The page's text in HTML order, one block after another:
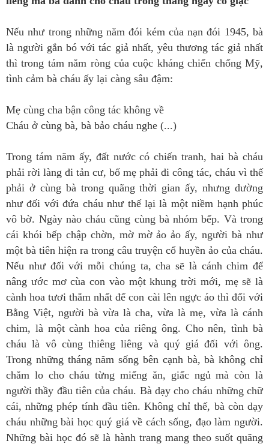
Nếu như trong những năm đói kém của nạn đói 1945, bà
là người gắn bó với tác giả nhất, yêu thương tác giả nhất
thì trong tám năm ròng của cuộc kháng chiến chống Mỹ,
tình cảm bà cháu ấy lại càng sâu đậm:
Mẹ cùng cha bận công tác không về
Cháu ở cùng bà, bà bảo cháu nghe (...)
Trong tám năm ấy, đất nước có chiến tranh, hai bà cháu
phải rời làng đi tản cư, bố mẹ phải đi công tác, cháu vì thế
phải ở cùng bà trong quãng thời gian ấy, nhưng dường
như đối với đứa cháu như thế lại là một niềm hạnh phúc
vô bờ. Ngày nào cháu cũng cùng bà nhóm bếp. Và trong
cái khói bếp chập chờn, mờ mờ ảo ảo ấy, người bà như
một bà tiên hiện ra trong câu truyện cổ huyền ảo của cháu.
Nếu như đối với mỗi chúng ta, cha sẽ là cánh chim để
nâng ước mơ cùa con vào một khung trời mới, mẹ sẽ là
cành hoa tươi thắm nhất để con cài lên ngực áo thì đối với
Bằng Việt, người bà vừa là cha, vừa là mẹ, vừa là cánh
chim, là một cành hoa của riêng ông. Cho nên, tình bà
cháu là vô cùng thiêng liêng và quý giá đối với ông.
Trong những tháng năm sống bên cạnh bà, bà không chỉ
chăm lo cho cháu từng miếng ăn, giấc ngủ mà còn là
người thầy đầu tiên của cháu. Bà dạy cho cháu những chữ
cái, những phép tính đầu tiên. Không chỉ thế, bà còn dạy
cháu những bài học quý giá về cách sống, đạo làm người.
Những bài học đó sẽ là hành trang mang theo suốt quãng